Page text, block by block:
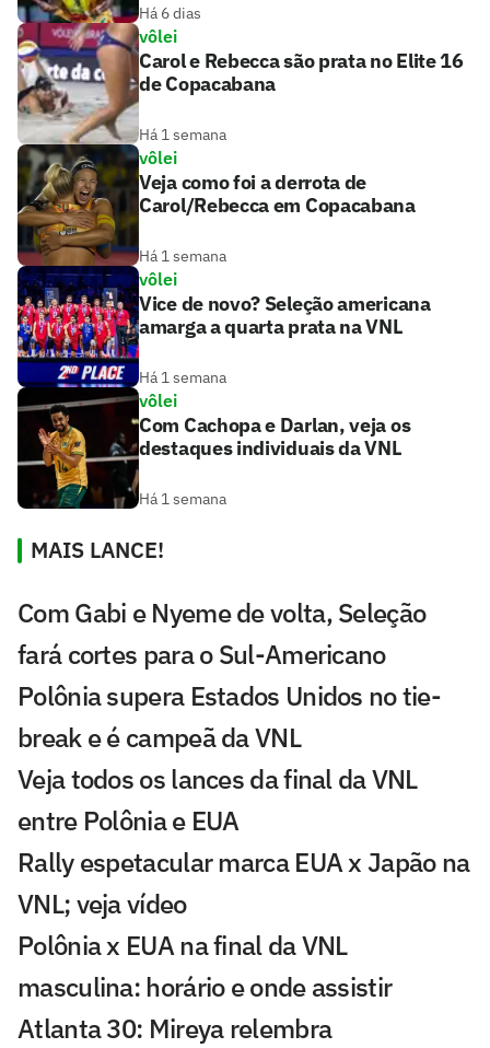
Há 6 dias
vôlei
Carol e Rebecca são prata no Elite 16
de Copacabana
Há 1 semana
vôlei
Veja como foi a derrota de
Carol/Rebecca em Copacabana
Há 1 semana
vôlei
Vice de novo? Seleção americana
amarga a quarta prata na VNL
Há 1 semana
vôlei
Com Cachopa e Darlan, veja os
destaques individuais da VNL
Há 1 semana
MAIS LANCE!
Com Gabi e Nyeme de volta, Seleção
fará cortes para o Sul-Americano
Polônia supera Estados Unidos no tie-
break e é campeã da VNL
Veja todos os lances da final da VNL
entre Polônia e EUA
Rally espetacular marca EUA x Japão na
VNL; veja vídeo
Polônia x EUA na final da VNL
masculina: horário e onde assistir
Atlanta 30: Mireya relembra